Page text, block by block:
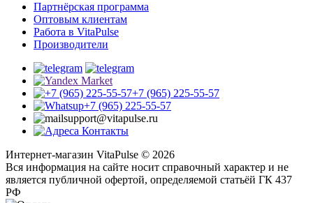
Партнёрская программа
Оптовым клиентам
Работа в VitaPulse
Производители
+7 (965) 225-55-57
+7 (965) 225-55-57
support@vitapulse.ru
Контакты
Интернет-магазин VitaPulse © 2026
Вся информация на сайте носит справочный характер и не
является публичной офертой, определяемой статьёй ГК 437
РФ